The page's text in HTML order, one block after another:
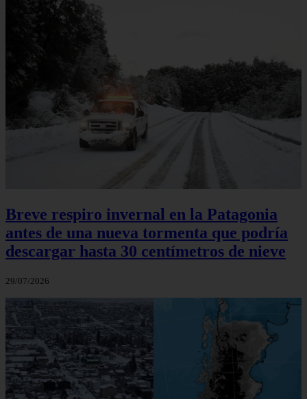
Breve respiro invernal en la Patagonia
antes de una nueva tormenta que podría
descargar hasta 30 centímetros de nieve
29/07/2026